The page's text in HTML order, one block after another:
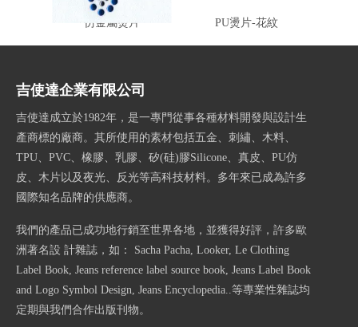
仿金屬燙片 PU燙片-花紋
吉使達企業有限公司
吉使達成立於1982年，是一專門從事各種材料開發與設計生
產商標的廠商。其所使用的素材包括五金、刺繡、木料、
TPU、PVC、橡膠、乳膠、矽(硅)膠Silicone、真皮、PU仿
皮、木片以及夜光、反光等高科技材料。多年來已成為許多
國際知名品牌的供應商。
我們的產品已成功地行銷至世界各地，並獲得好評，許多歐
洲著名設 計雜誌，如： Sacha Pacha, Looker, Le Clothing
Label Book, Jeans reference label source book, Jeans Label Book
and Logo Symbol Design, Jeans Encyclopedia..等專業性雜誌均
定期與我們合作出版刊物。